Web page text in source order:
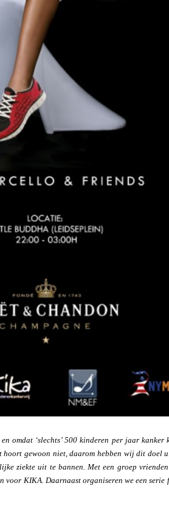
omdat ‘slechts’ 500 kinderen per jaar
gewoon niet, daarom hebben wij dit doel
ziekte uit te bannen. Met een groep
voor KIKA. Daarnaast organiseren we een serie